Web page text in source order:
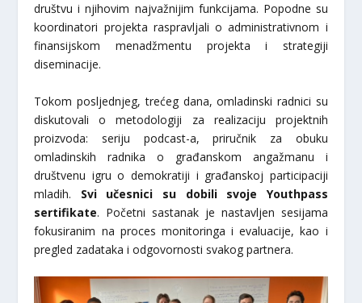
društvu i njihovim najvažnijim funkcijama. Popodne su
koordinatori projekta raspravljali o administrativnom i
finansijskom menadžmentu projekta i strategiji
diseminacije.
Tokom posljednjeg, trećeg dana, omladinski radnici su
diskutovali o metodologiji za realizaciju projektnih
proizvoda: seriju podcast-a, priručnik za obuku
omladinskih radnika o građanskom angažmanu i
društvenu igru o demokratiji i građanskoj participaciji
mladih. Svi učesnici su dobili svoje Youthpass
sertifikate. Početni sastanak je nastavljen sesijama
fokusiranim na proces monitoringa i evaluacije, kao i
pregled zadataka i odgovornosti svakog partnera.